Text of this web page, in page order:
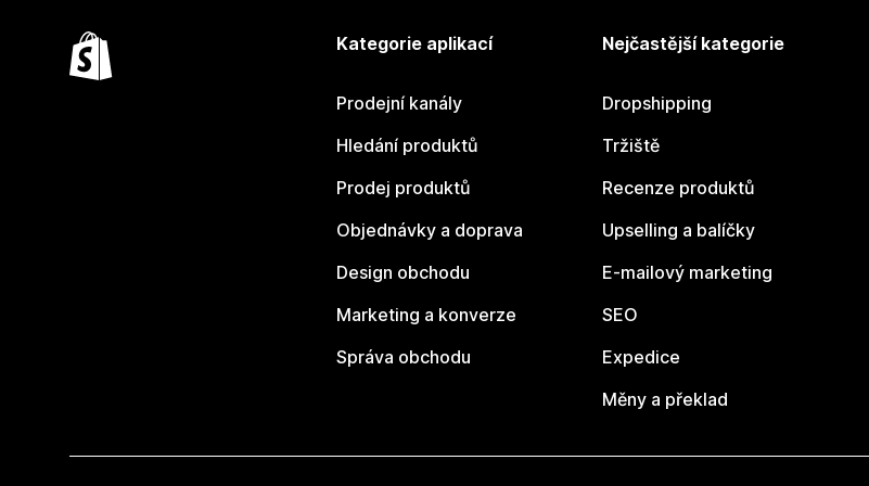
Kategorie aplikací
Prodejní kanály
Hledání produktů
Prodej produktů
Objednávky a doprava
Design obchodu
Marketing a konverze
Správa obchodu
Nejčastější kategorie
Dropshipping
Tržiště
Recenze produktů
Upselling a balíčky
E-mailový marketing
SEO
Expedice
Měny a překlad